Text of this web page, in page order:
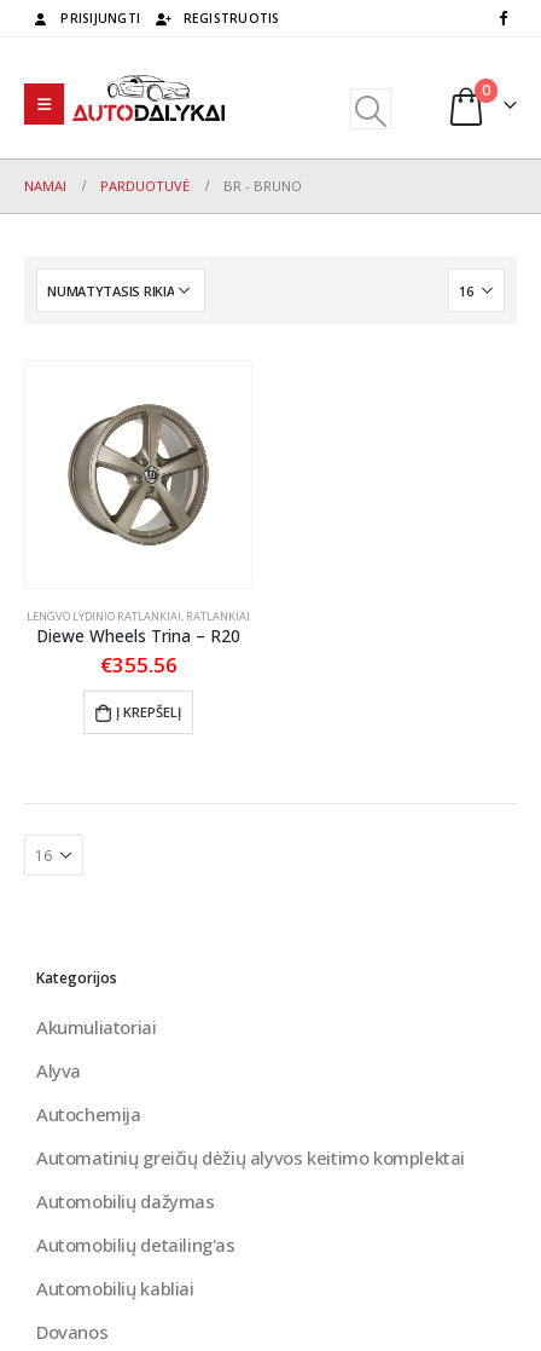
PRISIJUNGTI REGISTRUOTIS
0
NAMAI PARDUOTUVĖ BR - BRUNO
LENGVO LYDINIO RATLANKIAI, RATLANKIAI
Diewe Wheels Trina – R20
€355.56
Į KREPŠELĮ
Kategorijos
Akumuliatoriai
Alyva
Autochemija
Automatinių greičių dėžių alyvos keitimo komplektai
Automobilių dažymas
Automobilių detailing'as
Automobilių kabliai
Dovanos